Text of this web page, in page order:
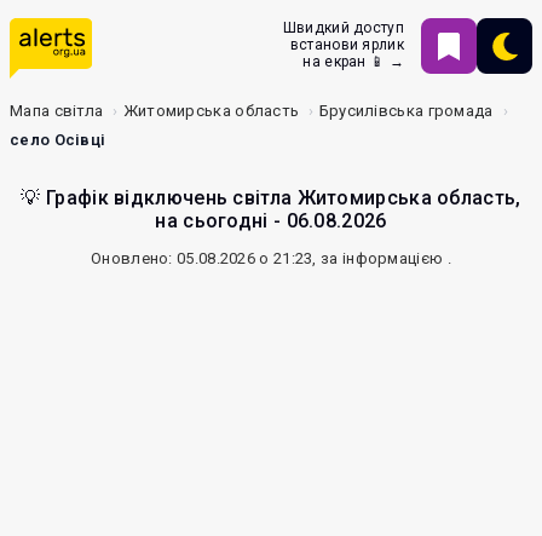
Швидкий доступ
встанови ярлик
на екран 📱 →
Мапа світла Житомирська область
Брусилівська громада
село Осівці
💡 Графік відключень світла Житомирська область,
на сьогодні - 06.08.2026
Оновлено: 05.08.2026 о 21:23, за інформацією .